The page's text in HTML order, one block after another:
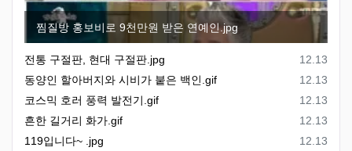
찜질방 홍보비로 9천만원 받은 연예인.jpg
등록일
12.13
전통 구절판, 현대 구절판.jpg
등록일
12.13
동양인 할아버지와 시비가 붙은 백인.gif
등록일
12.13
코스믹 호러 풍력 발전기.gif
등록일
12.13
흔한 길거리 화가.gif
등록일
12.13
119입니다~ .jpg